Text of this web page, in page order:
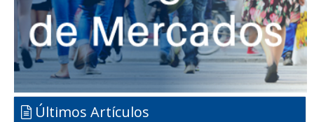
Últimos Artículos